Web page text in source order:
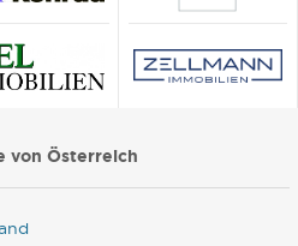
von Österreich